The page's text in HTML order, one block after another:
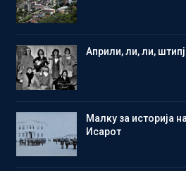
Aприли, ли, ли,
Малку за историја
Исарот